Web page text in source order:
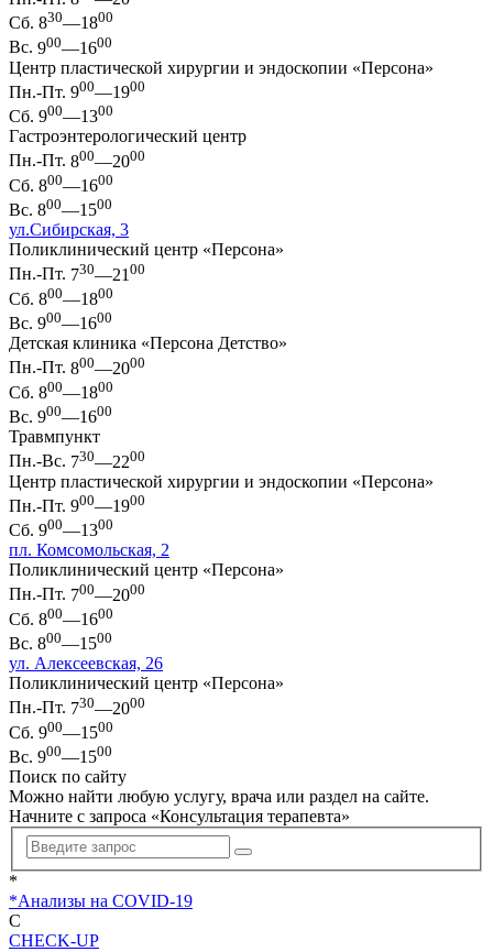
Сб. 830—1800
Вс. 900—1600
Центр пластической хирургии и эндоскопии «Персона»
Пн.-Пт. 900—1900
Сб. 900—1300
Гастроэнтерологический центр
Пн.-Пт. 800—2000
Сб. 800—1600
Вс. 800—1500
ул.Сибирская, 3
Поликлинический центр «Персона»
Пн.-Пт. 730—21 00
Сб. 800—1800
Вс. 900—1600
Детская клиника «Персона Детство»
Пн.-Пт. 800—2000
Сб. 800—1800
Вс. 900—1600
Травмпункт
Пн.-Вс. 730—2200
Центр пластической хирургии и эндоскопии «Персона»
Пн.-Пт. 900—1900
Сб. 900—1300
пл. Комсомольская, 2
Поликлинический центр «Персона»
Пн.-Пт. 700—2000
Сб. 800—1600
Вс. 800—1500
ул. Алексеевская, 26
Поликлинический центр «Персона»
Пн.-Пт. 730—2000
Сб. 900—1500
Вс. 900—1500
Поиск по сайту
Можно найти любую услугу, врача или раздел на сайте.
Начните с запроса «Консультация терапевта»
*
*Анализы на COVID-19
C
CHECK-UP